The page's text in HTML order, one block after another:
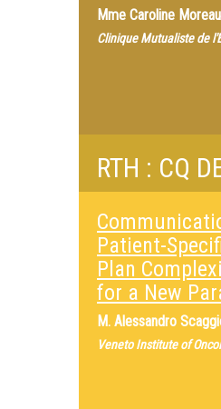
Mme Caroline
Clinique Mutualiste de
RTH : CQ
Patient-
Plan
for a New
M. Alessandro
Veneto Institute of